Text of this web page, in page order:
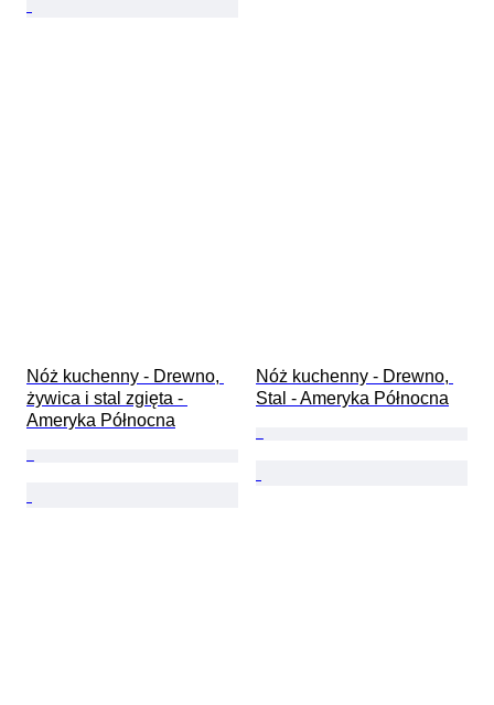
Nóż kuchenny - Drewno,
żywica i stal zgięta -
Ameryka Północna
Nóż kuchenny - Drewno,
Stal - Ameryka Północna